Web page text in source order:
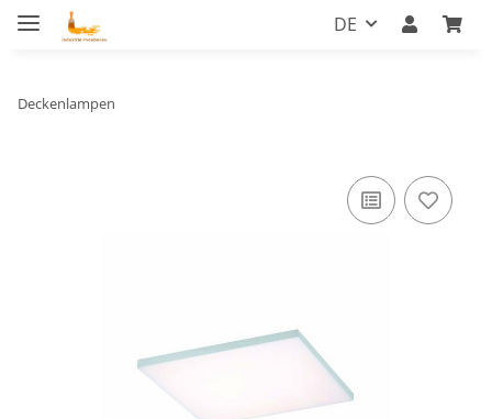
DE
Deckenlampen